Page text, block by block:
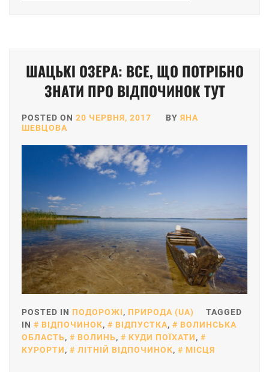
ШАЦЬКІ ОЗЕРА: ВСЕ, ЩО ПОТРІБНО
ЗНАТИ ПРО ВІДПОЧИНОК ТУТ
POSTED ON 20 ЧЕРВНЯ, 2017 BY ЯНА
ШЕВЦОВА
POSTED IN ПОДОРОЖІ, ПРИРОДА (UA)
TAGGED
IN
ВІДПОЧИНОК, ВІДПУСТКА,
ВОЛИНСЬКА
ОБЛАСТЬ, ВОЛИНЬ, КУДИ ПОЇХАТИ,
КУРОРТИ, ЛІТНІЙ ВІДПОЧИНОК, МІСЦЯ